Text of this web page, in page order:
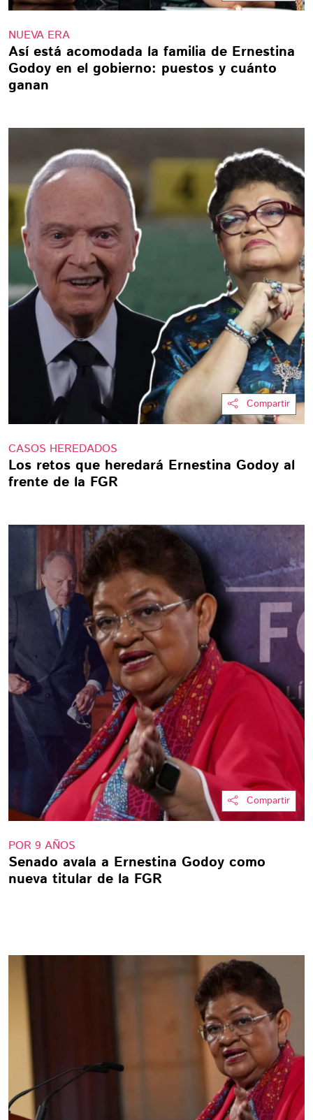
NUEVA ERA
Así está acomodada la familia de Ernestina
Godoy en el gobierno: puestos y cuánto
ganan
Compartir
CASOS HEREDADOS
Los retos que heredará Ernestina Godoy al
frente de la FGR
Compartir
POR 9 AÑOS
Senado avala a Ernestina Godoy como
nueva titular de la FGR